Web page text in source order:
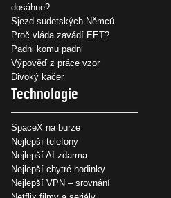
dosáhne?
Sjezd sudetských Němců
Proč vláda zavádí EET?
Padni komu padni
Výpověď z práce vzor
Divoký kačer
Technologie
SpaceX na burze
Nejlepší telefony
Nejlepší AI zdarma
Nejlepší chytré hodinky
Nejlepší VPN – srovnání